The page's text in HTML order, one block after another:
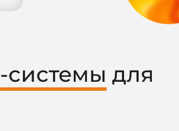
системы для